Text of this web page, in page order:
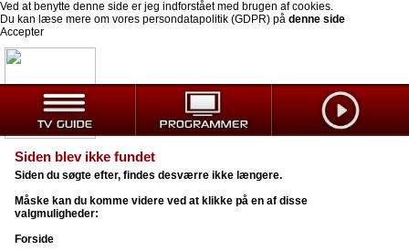
Ved at benytte denne side er jeg indforstået med brugen af cookies.
Du kan læse mere om vores persondatapolitik (GDPR) på denne side
Accepter
Siden blev ikke fundet
Siden du søgte efter, findes desværre ikke længere.
Måske kan du komme videre ved at klikke på en af disse
valgmuligheder:
Forside